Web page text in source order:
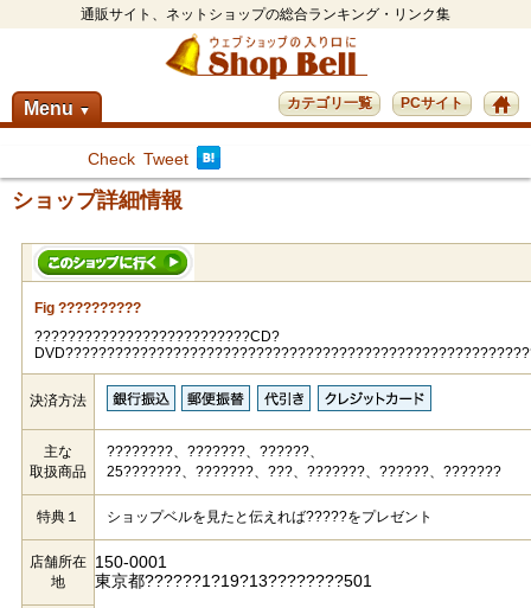
通販サイト、ネットショップの総合ランキング・リンク集
Menu ▼ PCサイト
カテゴリ一覧
Check Tweet
ショップ詳細情報
Fig ??????????
??????????????????????????CD?
決済方法
主な
取扱商品
????????、???????、??????、
25???????、???????、???、???????、??????、???????
特典１ ショップベルを見たと伝えれば?????をプレゼント
店舗所在
地
150-0001
東京都??????1?19?13????????501